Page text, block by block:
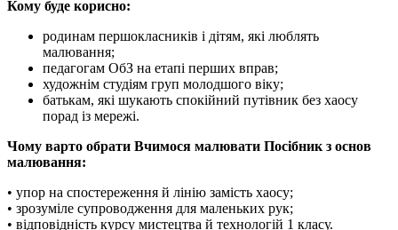
Кому буде корисно:
родинам першокласників і дітям, які люблять
малювання;
педагогам ОбЗ на етапі перших вправ;
художнім студіям груп молодшого віку;
батькам, які шукають спокійний путівник без хаосу
порад із мережі.
Чому варто обрати Вчимося малювати Посібник з основ
малювання:
• упор на спостереження й лінію замість хаосу;
• зрозуміле супроводження для маленьких рук;
• відповідність курсу мистецтва й технологій 1 класу.